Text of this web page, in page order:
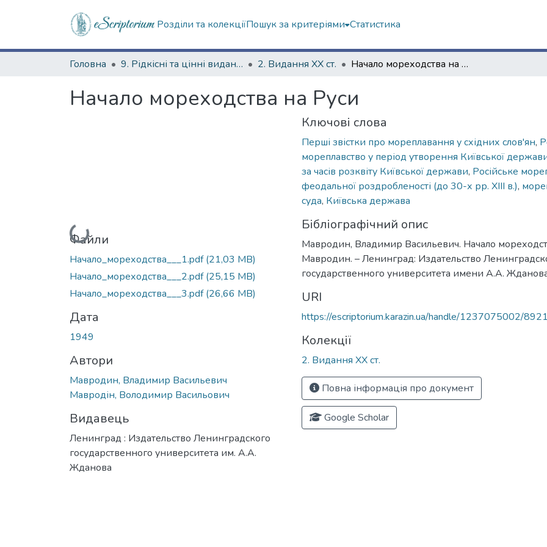
Розділи та колекціїПошук за критеріями Статистика
Головна 9. Рідкісні та цінні видання 2. Видання ХХ ст. Начало мореходства на Руси
Начало мореходства на Руси
Вантажиться...
Файли
Начало_мореходства___1.pdf(21,03 MB)
Начало_мореходства___2.pdf(25,15 MB)
Начало_мореходства___3.pdf(26,66 MB)
Дата
1949
Автори
Мавродин, Владимир Васильевич
Мавродін, Володимир Васильович
Видавець
Ленинград : Издательство Ленинградского
государственного университета им. А.А.
Жданова
Ключові слова
Перші звістки про мореплавання у східних слов'ян,
мореплавство у період утворення Київської
за часів розквіту Київської держави, Російське
феодальної роздробленості (до 30-х рр. XIII в.),
суда, Київська держава
Бібліографічний опис
Мавродин, Владимир Васильевич. Начало
Мавродин. – Ленинград: Издательство
государственного университета имени А.А.
URI
https://escriptorium.karazin.ua/handle/1237075002/8921
Колекції
2. Видання ХХ ст.
Повна інформація про документ
Google Scholar